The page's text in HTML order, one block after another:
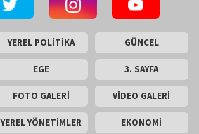
YEREL POLİTİKA GÜNCEL
EGE 3. SAYFA
FOTO GALERİ VİDEO GALERİ
YEREL YÖNETİMLER EKONOMİ